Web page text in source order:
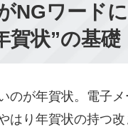
NGワード
賀状”の基礎
が年賀状。電子
はり年賀状の持つ